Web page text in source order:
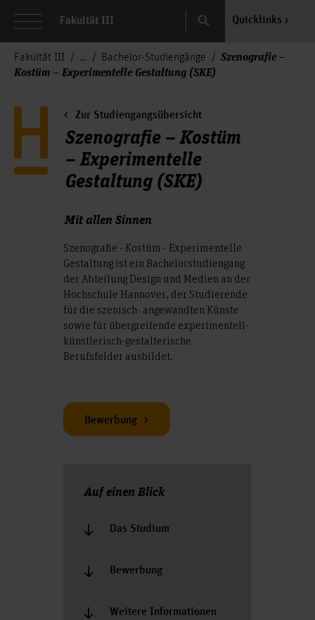
Fakultät III Search Quicklinks
Fakultät III Bachelor-Studiengänge
Szenografie –
Kostüm – Experimentelle Gestaltung (SKE)
Zur Studiengangsübersicht
Szenografie – Kostüm
– Experimentelle
Gestaltung (SKE)
Mit allen Sinnen
Szenografie - Kostüm - Experimentelle
Gestaltung ist ein Bachelorstudiengang
der Abteilung Design und Medien an der
Hochschule Hannover, der Studierende
für die szenisch- angewandten Künste
sowie für übergreifende experimentell-
künstlerisch-gestalterische
Berufsfelder ausbildet.
Bewerbung
Auf einen Blick
Das Studium
Bewerbung
Weitere Informationen